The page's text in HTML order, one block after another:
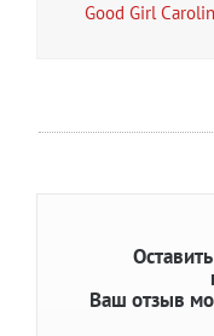
Good Girl
Ваш отзыв